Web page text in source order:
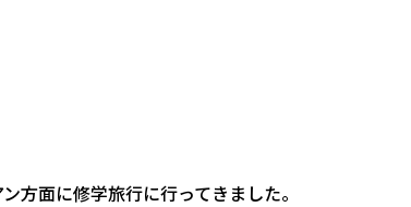
方面に修学旅行に行ってきました。